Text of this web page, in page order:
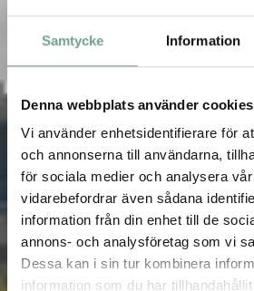
Samtycke Information
Denna webbplats använder cookies
Vi använder enhetsidentifierare för
och annonserna till användarna,
för sociala medier och analysera
vidarebefordrar även sådana
information från din enhet till de
annons- och analysföretag som vi
Dessa kan i sin tur kombinera
information som du har